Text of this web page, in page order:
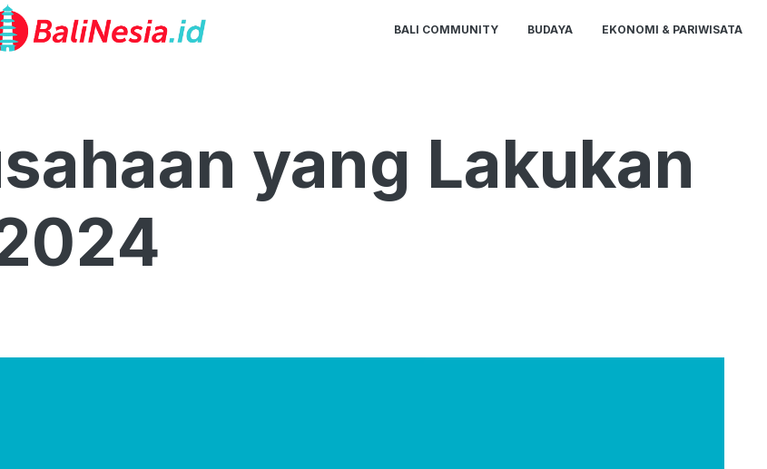
BALI COMMUNITY BUDAYA EKONOMI & PARIWISATA
yang Lakukan